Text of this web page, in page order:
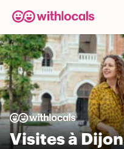
Visites à Dijon